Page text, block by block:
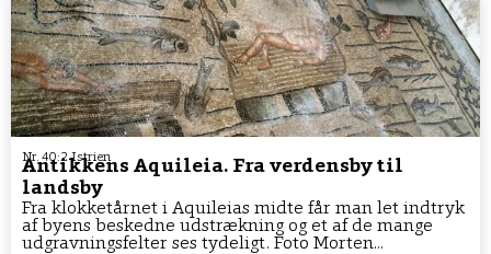
Nr. 40:2 Istrien
Antikkens Aquileia. Fra verdensby til
landsby
Fra klokketårnet i Aquileias midte får man let indtryk
af byens beskedne udstrækning og et af de mange
udgravningsfelter ses tydeligt. Foto Morten...